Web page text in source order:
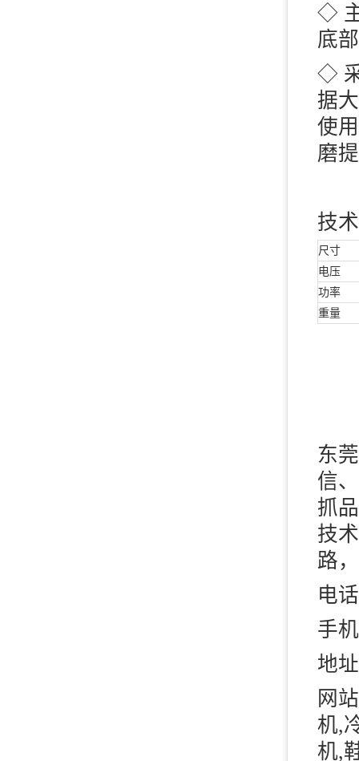
◇
底
◇
据
使
磨
技
尺寸
电压
功率
重量
东
信
抓
技
路
电
手
地
网
机,
机,